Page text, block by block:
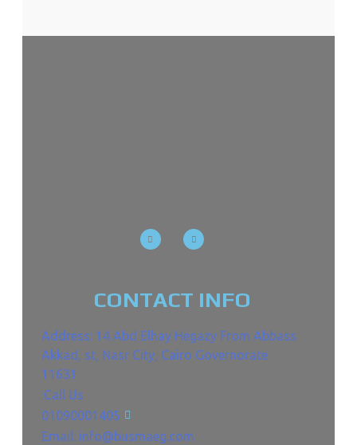
CONTACT INFO
Address: 14 Abd Elhay Hegazy From Abbass
Akkad, st, Nasr City, Cairo Governorate
11631
Call Us:
01090001405
Email: info@busmaeg.com